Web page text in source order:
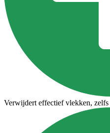
Verwijdert effectief vlekken, zelfs